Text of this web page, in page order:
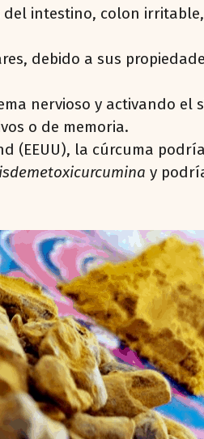
intestino, colon
debido a sus
nervioso y activando el
o de memoria.
(EEUU), la cúrcuma
y